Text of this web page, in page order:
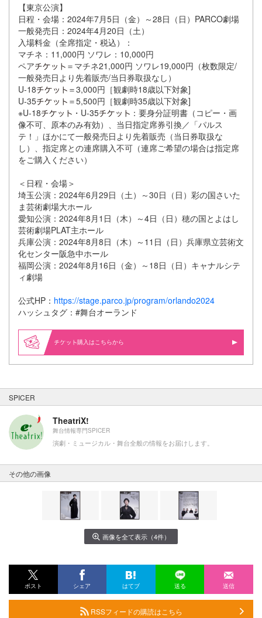
【東京公演】
日程・会場：2024年7月5日（金）～28日（日）PARCO劇場
一般発売日：2024年4月20日（土）
入場料金（全席指定・税込）：
マチネ：11,000円 ソワレ：10,000円
ペア
＝マチネ21,000円 ソワレ19,000円（枚数限定/
一般発売日より先着販売/当日券取扱なし）
U-18
＝3,000円［観劇時18歳以下対象]
U-35
＝5,500円［観劇時35歳以下対象]
※U-18
・U-35
：要身分証明書（コピー・画
像不可、原本のみ有効）、当日指定席券引換／「パルス
テ！」ほかにて一般発売日より先着販売（当日券取扱な
し）、指定席との連席購入不可（連席ご希望の場合は指定席
をご購入ください）
＜日程・会場＞
埼玉公演：2024年6月29日（土）～30日（日）彩の国さいた
ま芸術劇場大ホール
愛知公演：2024年8月1日（木）～4日（日）穂の国とよはし
芸術劇場PLAT主ホール
兵庫公演：2024年8月8日（木）～11日（日）兵庫県立芸術文
化センター阪急中ホール
福岡公演：2024年8月16日（金）～18日（日）キャナルシテ
ィ劇場
公式HP： https://stage.parco.jp/program/orlando2024
ハッシュタグ：#舞台オーランド
購入はこちらから
SPICER
TheatriX!
舞台情報専門SPICER
演劇・ミュージカル・舞台全般の情報をお届けします。
その他の画像
画像を全て表示（4件）
ポスト シェア はてブ 送る 送信
RSSフィードの購読はこちら